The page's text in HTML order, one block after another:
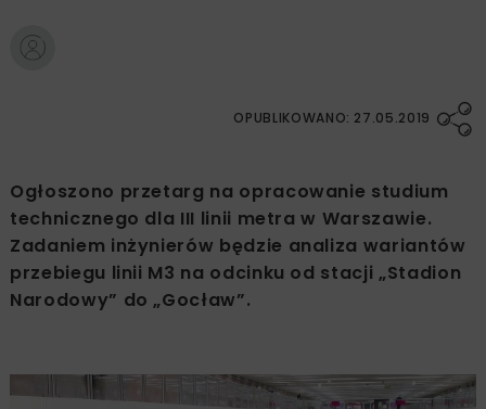
OPUBLIKOWANO: 27.05.2019
Ogłoszono przetarg na opracowanie studium
technicznego dla III linii metra w Warszawie.
Zadaniem inżynierów będzie analiza wariantów
przebiegu linii M3 na odcinku od stacji „Stadion
Narodowy” do „Gocław”.